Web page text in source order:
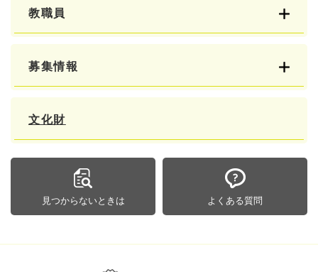
教職員
募集情報
文化財
見つからないときは よくある質問